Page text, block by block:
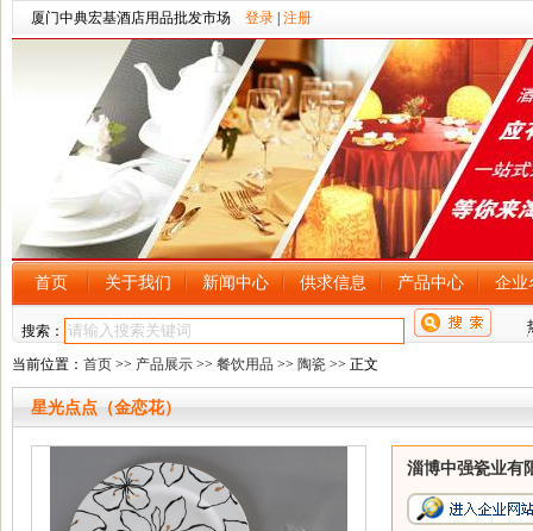
厦门中典宏基酒店用品批发市场 登录 注册
首页 关于我们 新闻中心 供求信息 产品中心 企业
搜索：
当前位置： 首页 >> 产品展示 >> 餐饮用品 >> 陶瓷 >> 正文
星光点点（金恋花）
淄博中强瓷业有